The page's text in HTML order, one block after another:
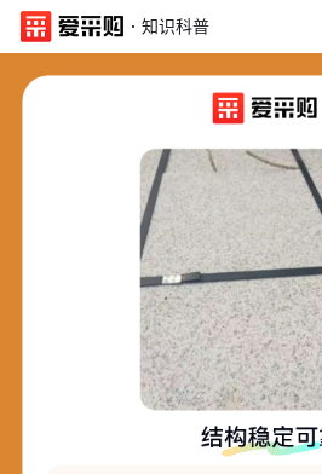
· 知识科普